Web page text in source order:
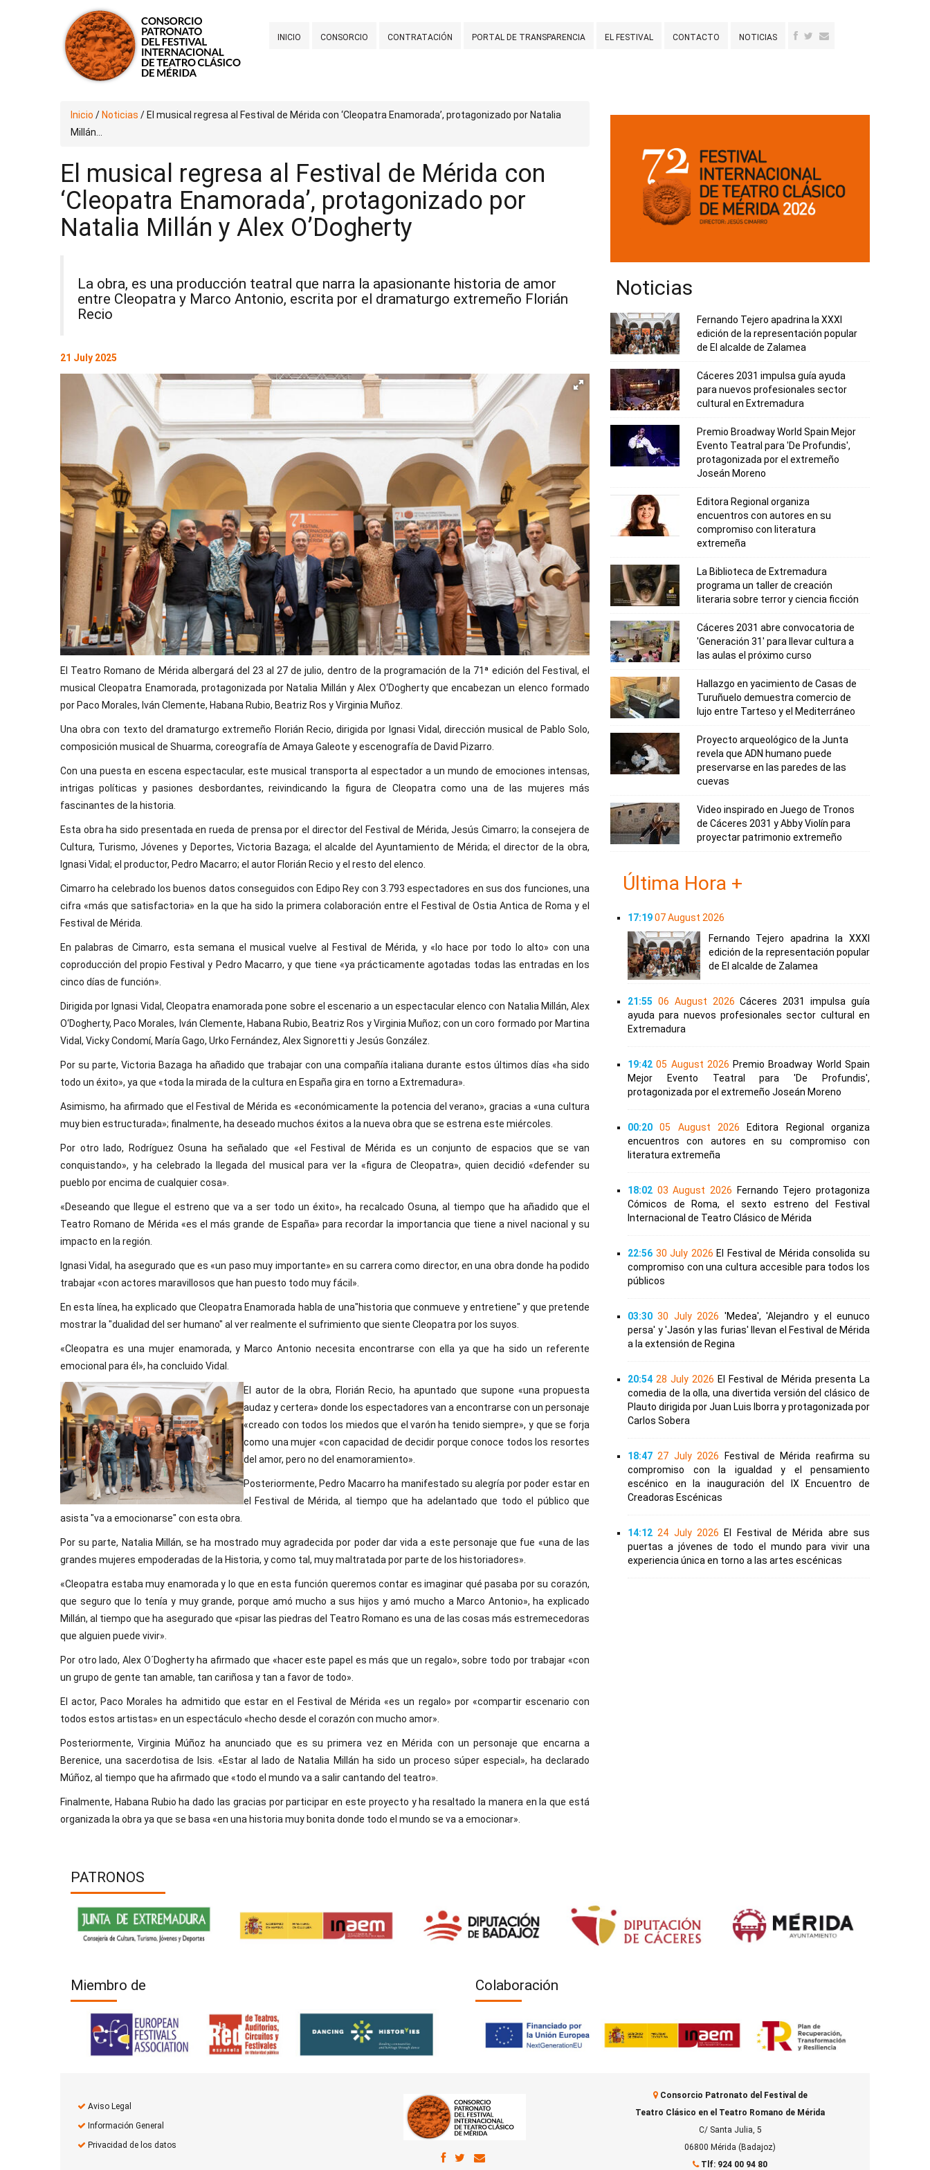
INICIO CONSORCIO CONTRATACIÓN PORTAL DE TRANSPARENCIA EL FESTIVAL CONTACTO NOTICIAS
Inicio / Noticias / El musical regresa al Festival de Mérida con ‘Cleopatra Enamorada’, protagonizado por Natalia
Millán...
El musical regresa al Festival de Mérida con
‘Cleopatra Enamorada’, protagonizado por
Natalia Millán y Alex O’Dogherty
La obra, es una producción teatral que narra la apasionante historia de amor
entre Cleopatra y Marco Antonio, escrita por el dramaturgo extremeño Florián
Recio
21 July 2025
El Teatro Romano de Mérida albergará del 23 al 27 de julio, dentro de la programación de la 71ª edición del Festival, el
musical Cleopatra Enamorada, protagonizada por Natalia Millán y Alex O‘Dogherty que encabezan un elenco formado
por Paco Morales, Iván Clemente, Habana Rubio, Beatriz Ros y Virginia Muñoz.
Una obra con texto del dramaturgo extremeño Florián Recio, dirigida por Ignasi Vidal, dirección musical de Pablo Solo,
composición musical de Shuarma, coreografía de Amaya Galeote y escenografía de David Pizarro.
Con una puesta en escena espectacular, este musical transporta al espectador a un mundo de emociones intensas,
intrigas políticas y pasiones desbordantes, reivindicando la figura de Cleopatra como una de las mujeres más
fascinantes de la historia.
Esta obra ha sido presentada en rueda de prensa por el director del Festival de Mérida, Jesús Cimarro; la consejera de
Cultura, Turismo, Jóvenes y Deportes, Victoria Bazaga; el alcalde del Ayuntamiento de Mérida; el director de la obra,
Ignasi Vidal; el productor, Pedro Macarro; el autor Florián Recio y el resto del elenco.
Cimarro ha celebrado los buenos datos conseguidos con Edipo Rey con 3.793 espectadores en sus dos funciones, una
cifra «más que satisfactoria» en la que ha sido la primera colaboración entre el Festival de Ostia Antica de Roma y el
Festival de Mérida.
En palabras de Cimarro, esta semana el musical vuelve al Festival de Mérida, y «lo hace por todo lo alto» con una
coproducción del propio Festival y Pedro Macarro, y que tiene «ya prácticamente agotadas todas las entradas en los
cinco días de función».
Dirigida por Ignasi Vidal, Cleopatra enamorada pone sobre el escenario a un espectacular elenco con Natalia Millán, Alex
O‘Dogherty, Paco Morales, Iván Clemente, Habana Rubio, Beatriz Ros y Virginia Muñoz; con un coro formado por Martina
Vidal, Vicky Condomí, María Gago, Urko Fernández, Alex Signoretti y Jesús González.
Por su parte, Victoria Bazaga ha añadido que trabajar con una compañía italiana durante estos últimos días «ha sido
todo un éxito», ya que «toda la mirada de la cultura en España gira en torno a Extremadura».
Asimismo, ha afirmado que el Festival de Mérida es «económicamente la potencia del verano», gracias a «una cultura
muy bien estructurada»; finalmente, ha deseado muchos éxitos a la nueva obra que se estrena este miércoles.
Por otro lado, Rodríguez Osuna ha señalado que «el Festival de Mérida es un conjunto de espacios que se van
conquistando», y ha celebrado la llegada del musical para ver la «figura de Cleopatra», quien decidió «defender su
pueblo por encima de cualquier cosa».
«Deseando que llegue el estreno que va a ser todo un éxito», ha recalcado Osuna, al tiempo que ha añadido que el
Teatro Romano de Mérida «es el más grande de España» para recordar la importancia que tiene a nivel nacional y su
impacto en la región.
Ignasi Vidal, ha asegurado que es «un paso muy importante» en su carrera como director, en una obra donde ha podido
trabajar «con actores maravillosos que han puesto todo muy fácil».
En esta línea, ha explicado que Cleopatra Enamorada habla de una"historia que conmueve y entretiene" y que pretende
mostrar la "dualidad del ser humano" al ver realmente el sufrimiento que siente Cleopatra por los suyos.
«Cleopatra es una mujer enamorada, y Marco Antonio necesita encontrarse con ella ya que ha sido un referente
emocional para él», ha concluido Vidal.
El autor de la obra, Florián Recio, ha apuntado que supone «una propuesta
audaz y certera» donde los espectadores van a encontrarse con un personaje
«creado con todos los miedos que el varón ha tenido siempre», y que se forja
como una mujer «con capacidad de decidir porque conoce todos los resortes
del amor, pero no del enamoramiento».
Posteriormente, Pedro Macarro ha manifestado su alegría por poder estar en
el Festival de Mérida, al tiempo que ha adelantado que todo el público que
asista "va a emocionarse" con esta obra.
Por su parte, Natalia Millán, se ha mostrado muy agradecida por poder dar vida a este personaje que fue «una de las
grandes mujeres empoderadas de la Historia, y como tal, muy maltratada por parte de los historiadores».
«Cleopatra estaba muy enamorada y lo que en esta función queremos contar es imaginar qué pasaba por su corazón,
que seguro que lo tenía y muy grande, porque amó mucho a sus hijos y amó mucho a Marco Antonio», ha explicado
Millán, al tiempo que ha asegurado que «pisar las piedras del Teatro Romano es una de las cosas más estremecedoras
que alguien puede vivir».
Por otro lado, Alex O´Dogherty ha afirmado que «hacer este papel es más que un regalo», sobre todo por trabajar «con
un grupo de gente tan amable, tan cariñosa y tan a favor de todo».
El actor, Paco Morales ha admitido que estar en el Festival de Mérida «es un regalo» por «compartir escenario con
todos estos artistas» en un espectáculo «hecho desde el corazón con mucho amor».
Posteriormente, Virginia Múñoz ha anunciado que es su primera vez en Mérida con un personaje que encarna a
Berenice, una sacerdotisa de Isis. «Estar al lado de Natalia Millán ha sido un proceso súper especial», ha declarado
Múñoz, al tiempo que ha afirmado que «todo el mundo va a salir cantando del teatro».
Finalmente, Habana Rubio ha dado las gracias por participar en este proyecto y ha resaltado la manera en la que está
organizada la obra ya que se basa «en una historia muy bonita donde todo el mundo se va a emocionar».
Noticias
Fernando Tejero apadrina la XXXI
edición de la representación popular
de El alcalde de Zalamea
Cáceres 2031 impulsa guía ayuda
para nuevos profesionales sector
cultural en Extremadura
Premio Broadway World Spain Mejor
Evento Teatral para 'De Profundis',
protagonizada por el extremeño
Joseán Moreno
Editora Regional organiza
encuentros con autores en su
compromiso con literatura
extremeña
La Biblioteca de Extremadura
programa un taller de creación
literaria sobre terror y ciencia ficción
Cáceres 2031 abre convocatoria de
'Generación 31' para llevar cultura a
las aulas el próximo curso
Hallazgo en yacimiento de Casas de
Turuñuelo demuestra comercio de
lujo entre Tarteso y el Mediterráneo
Proyecto arqueológico de la Junta
revela que ADN humano puede
preservarse en las paredes de las
cuevas
Video inspirado en Juego de Tronos
de Cáceres 2031 y Abby Violín para
proyectar patrimonio extremeño
Última Hora +
17:1907 August 2026
Fernando Tejero apadrina la XXXI
edición de la representación popular
de El alcalde de Zalamea
21:55 06 August 2026 Cáceres 2031 impulsa guía
ayuda para nuevos profesionales sector cultural en
Extremadura
19:42 05 August 2026 Premio Broadway World Spain
Mejor Evento Teatral para 'De Profundis',
protagonizada por el extremeño Joseán Moreno
00:20 05 August 2026
Editora Regional organiza
encuentros con autores en su compromiso con
literatura extremeña
18:02 03 August 2026
Fernando Tejero protagoniza
Cómicos de Roma, el sexto estreno del Festival
Internacional de Teatro Clásico de Mérida
22:56 30 July 2026 El Festival de Mérida consolida su
compromiso con una cultura accesible para todos los
públicos
03:30 30 July 2026 'Medea', 'Alejandro y el eunuco
persa' y 'Jasón y las furias' llevan el Festival de Mérida
a la extensión de Regina
20:54 28 July 2026 El Festival de Mérida presenta La
comedia de la olla, una divertida versión del clásico de
Plauto dirigida por Juan Luis Iborra y protagonizada por
Carlos Sobera
18:47 27 July 2026
Festival de Mérida reafirma su
compromiso con la igualdad y el pensamiento
escénico en la inauguración del IX Encuentro de
Creadoras Escénicas
14:12 24 July 2026
El Festival de Mérida abre sus
puertas a jóvenes de todo el mundo para vivir una
experiencia única en torno a las artes escénicas
PATRONOS
Miembro de Colaboración
Aviso Legal
Información General
Privacidad de los datos
Consorcio Patronato del Festival de
Teatro Clásico en el Teatro Romano de Mérida
C/ Santa Julia, 5
06800 Mérida (Badajoz)
Tlf: 924 00 94 80